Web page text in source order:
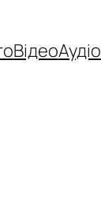
ВідеоАудіо